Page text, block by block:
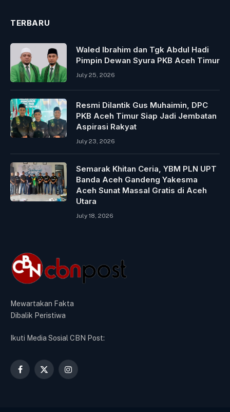
TERBARU
Waled Ibrahim dan Tgk Abdul Hadi
Pimpin Dewan Syura PKB Aceh Timur
July 25, 2026
Resmi Dilantik Gus Muhaimin, DPC
PKB Aceh Timur Siap Jadi Jembatan
Aspirasi Rakyat
July 23, 2026
Semarak Khitan Ceria, YBM PLN UPT
Banda Aceh Gandeng Yakesma
Aceh Sunat Massal Gratis di Aceh
Utara
July 18, 2026
Mewartakan Fakta
Dibalik Peristiwa
Ikuti Media Sosial CBN Post:
Facebook
X
Instagram